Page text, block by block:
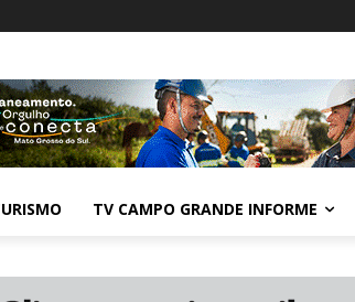
TV CAMPO GRANDE INFORME